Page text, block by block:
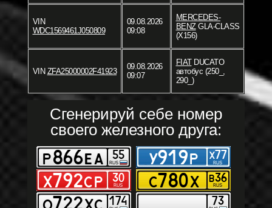
VIN
WDC1569461J050809
09.08.2026
09:08
MERCEDES-
BENZGLA-CLASS
(X156)
VIN ZFA25000002F41923
09.08.2026
09:07
FIATDUCATO
автобус (250_,
290_)
Сгенерируй себе номер
своего железного друга: